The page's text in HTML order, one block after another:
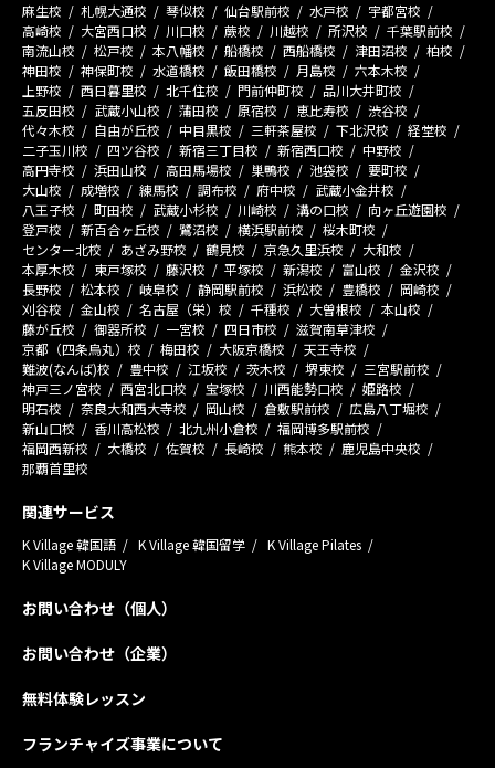
麻生校 札幌大通校 琴似校 仙台駅前校 水戸校
宇都宮校
高崎校
大宮西口校 川口校 蕨校 川越校 所沢校
千葉駅前校
南流山校
松戸校 本八幡校 船橋校 西船橋校 津田沼校
柏校
神田校
神保町校 水道橋校 飯田橋校 月島校
六本木校
上野校
西日暮里校 北千住校 門前仲町校
品川大井町校
五反田校
武蔵小山校 蒲田校 原宿校 恵比寿校
渋谷校
代々木校
自由が丘校 中目黒校 三軒茶屋校 下北沢校
経堂校
二子玉川校
四ツ谷校 新宿三丁目校 新宿西口校
中野校
高円寺校
浜田山校 高田馬場校 巣鴨校 池袋校
要町校
大山校
成増校 練馬校 調布校 府中校
武蔵小金井校
八王子校
町田校 武蔵小杉校 川崎校 溝の口校
向ヶ丘遊園校
登戸校
新百合ヶ丘校 鷺沼校 横浜駅前校
桜木町校
センター北校
あざみ野校 鶴見校 京急久里浜校
大和校
本厚木校
東戸塚校 藤沢校 平塚校 新潟校 富山校
金沢校
長野校
松本校 岐阜校 静岡駅前校 浜松校 豊橋校
岡崎校
刈谷校
金山校 名古屋（栄）校 千種校 大曽根校
本山校
藤が丘校
御器所校 一宮校 四日市校
滋賀南草津校
京都（四条烏丸）校
梅田校 大阪京橋校
天王寺校
難波(なんば)校
豊中校 江坂校 茨木校 堺東校
三宮駅前校
神戸三ノ宮校
西宮北口校 宝塚校 川西能勢口校
姫路校
明石校
奈良大和西大寺校 岡山校 倉敷駅前校
広島八丁堀校
新山口校
香川高松校 北九州小倉校
福岡博多駅前校
福岡西新校
大橋校 佐賀校 長崎校 熊本校
鹿児島中央校
那覇首里校
関連サービス
K Village 韓国語 K Village 韓国留学
K Village Pilates
K Village MODULY
お問い合わせ（個人）
お問い合わせ（企業）
無料体験レッスン
フランチャイズ事業について